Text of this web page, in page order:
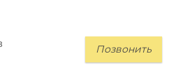
Позвонить